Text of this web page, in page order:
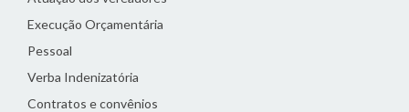
Execução Orçamentária
Pessoal
Verba Indenizatória
Contratos e convênios